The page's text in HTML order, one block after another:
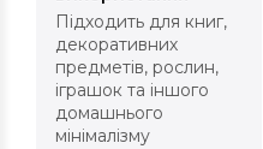
Підходить для книг,
декоративних
предметів, рослин,
іграшок та іншого
домашнього
мінімалізму